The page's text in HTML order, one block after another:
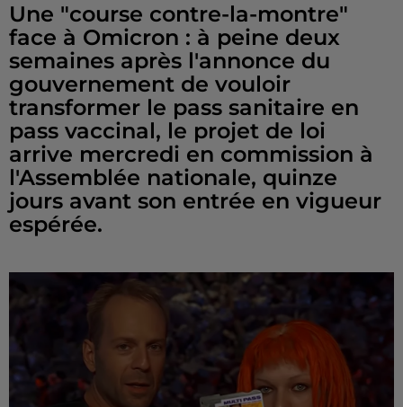
Une "course contre-la-montre"
face à Omicron : à peine deux
semaines après l'annonce du
gouvernement de vouloir
transformer le pass sanitaire en
pass vaccinal, le projet de loi
arrive mercredi en commission à
l'Assemblée nationale, quinze
jours avant son entrée en vigueur
espérée.